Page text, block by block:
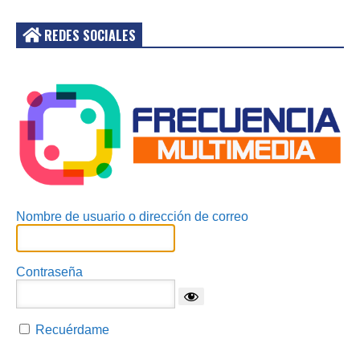
REDES SOCIALES
Nombre de usuario o dirección de correo
Contraseña
Recuérdame